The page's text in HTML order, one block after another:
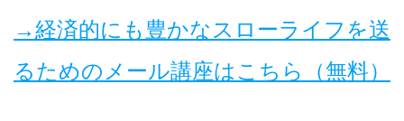
→経済的にも豊かなスローライフを送
るためのメール講座はこちら（無料）